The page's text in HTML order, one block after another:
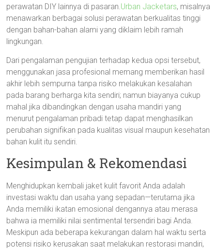
perawatan DIY lainnya di pasaran.Urban Jacketars, misalnya
menawarkan berbagai solusi perawatan berkualitas tinggi
dengan bahan-bahan alami yang diklaim lebih ramah
lingkungan.
Dari pengalaman pengujian terhadap kedua opsi tersebut,
menggunakan jasa profesional memang memberikan hasil
akhir lebih sempurna tanpa risiko melakukan kesalahan
pada barang berharga kita sendiri; namun biayanya cukup
mahal jika dibandingkan dengan usaha mandiri yang
menurut pengalaman pribadi tetap dapat menghasilkan
perubahan signifikan pada kualitas visual maupun kesehatan
bahan kulit itu sendiri.
Kesimpulan & Rekomendasi
Menghidupkan kembali jaket kulit favorit Anda adalah
investasi waktu dan usaha yang sepadan—terutama jika
Anda memiliki ikatan emosional dengannya atau merasa
bahwa ia memiliki nilai sentimental tersendiri bagi Anda.
Meskipun ada beberapa kekurangan dalam hal waktu serta
potensi risiko kerusakan saat melakukan restorasi mandiri,